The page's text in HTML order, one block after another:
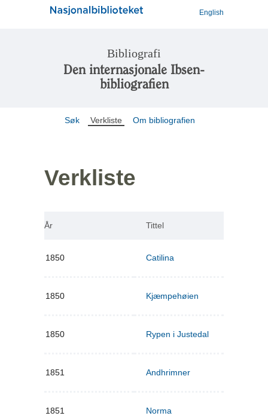
English
Bibliografi
Den internasjonale Ibsen-
bibliografien
Søk Verkliste Om bibliografien
Verkliste
År Tittel
1850 Catilina
1850 Kjæmpehøien
1850 Rypen i Justedal
1851 Andhrimner
1851 Norma